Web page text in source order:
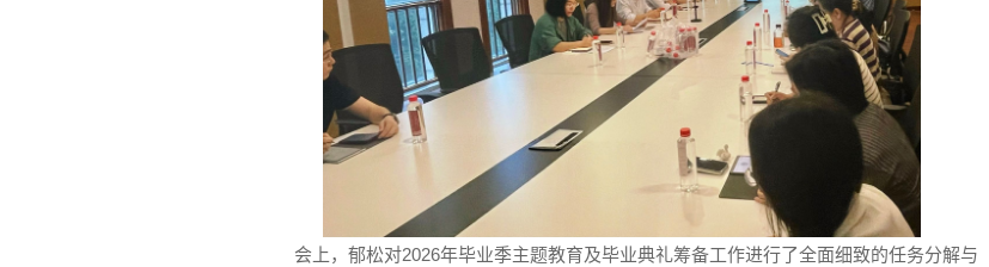
会上，郁松对2026年毕业季主题教育及毕业典礼筹备工作进行了全面细致的任务分解与